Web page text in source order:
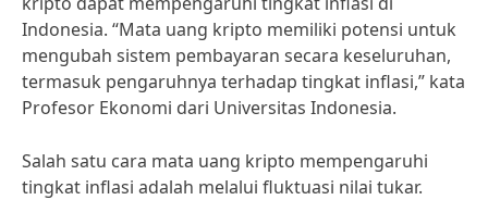
Indonesia. “Mata uang kripto memiliki potensi untuk
mengubah sistem pembayaran secara keseluruhan,
termasuk pengaruhnya terhadap tingkat inflasi,” kata
Profesor Ekonomi dari Universitas Indonesia.
Salah satu cara mata uang kripto mempengaruhi
tingkat inflasi adalah melalui fluktuasi nilai tukar.